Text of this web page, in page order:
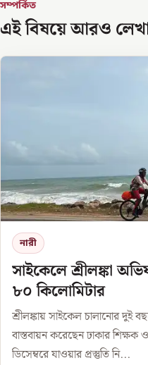
সম্পর্কিত
এই বিষয়ে আরও
নারী
সাইকেলে শ্রীলঙ্কা
৮০ কিলোমিটার
শ্রীলঙ্কায় সাইকেল চালানোর দুই
বাস্তবায়ন করেছেন ঢাকার
ডিসেম্বরে যাওয়ার প্রস্তুতি নি...